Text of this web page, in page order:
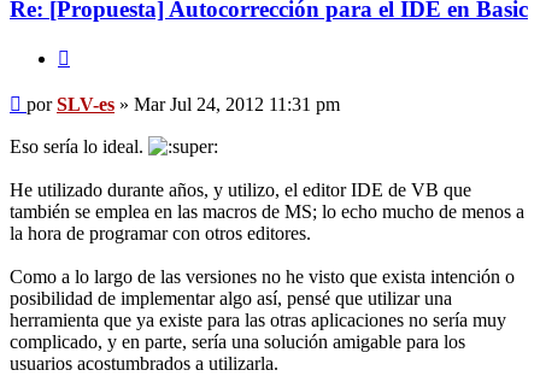
Re: [Propuesta] Autocorrección para el IDE en Basic
Mensaje
porSLV-es » Mar Jul 24, 2012 11:31 pm
Eso sería lo ideal.
He utilizado durante años, y utilizo, el editor IDE de VB que
también se emplea en las macros de MS; lo echo mucho de menos a
la hora de programar con otros editores.
Como a lo largo de las versiones no he visto que exista intención o
posibilidad de implementar algo así, pensé que utilizar una
herramienta que ya existe para las otras aplicaciones no sería muy
complicado, y en parte, sería una solución amigable para los
usuarios acostumbrados a utilizarla.